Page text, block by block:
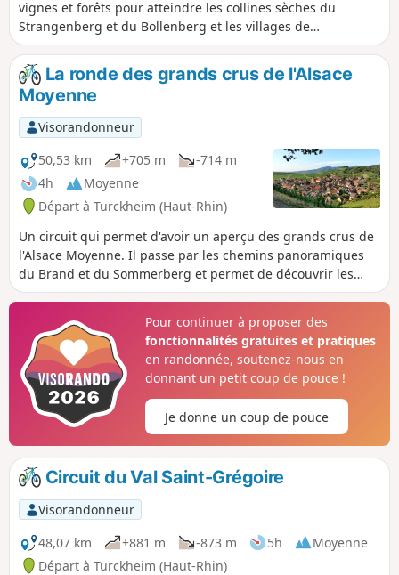
vignes et forêts pour atteindre les collines sèches du
Strangenberg et du Bollenberg et les villages de
Wintzfelden et d'Osenbach nichés au fond de la Vallée
Noble. Ce circuit réserve de très belles vues, notamment au
sommet du Strangenberg et du Bollenberg.
La ronde des grands crus de l'Alsace
Moyenne
Visorandonneur
50,53 km
+705 m
-714 m
4h
Moyenne
Départ à Turckheim (Haut-Rhin)
Un circuit qui permet d'avoir un aperçu des grands crus de
l'Alsace Moyenne. Il passe par les chemins panoramiques
du Brand et du Sommerberg et permet de découvrir les
villages les plus pittoresques du vignoble. Le retour passe
réservé aux VTT, avec ou sans assistance électrique.
Pour continuer à proposer des
fonctionnalités gratuites et pratiques
en randonnée, soutenez-nous en
donnant un petit coup de pouce !
Je donne un coup de pouce
Circuit du Val Saint-Grégoire
Visorandonneur
48,07 km
+881 m -873 m 5h
Moyenne
Départ à Turckheim (Haut-Rhin)